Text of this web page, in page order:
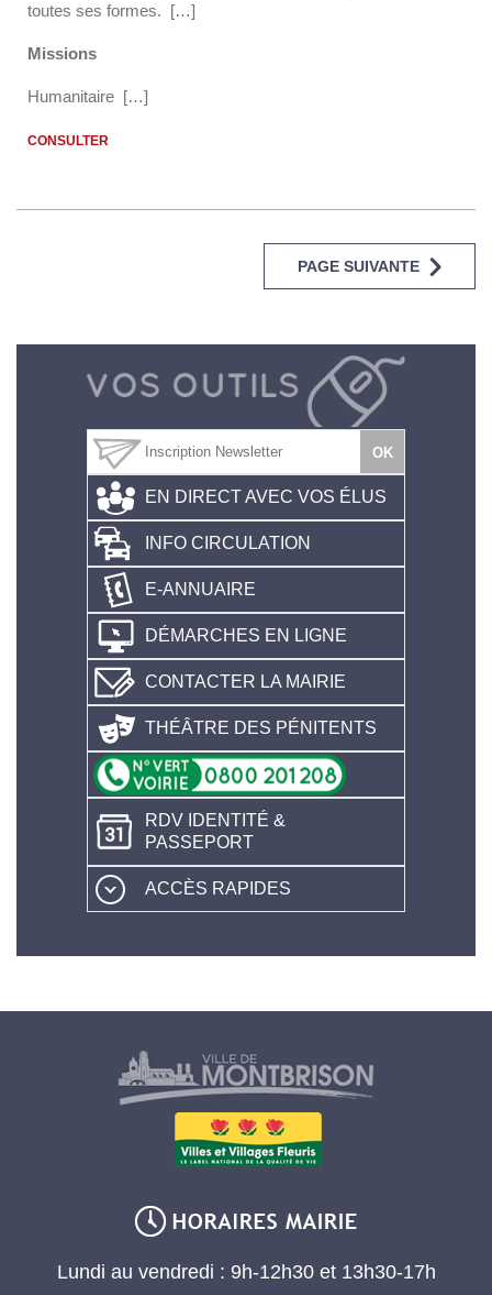
toutes ses formes. […]
Missions
Humanitaire […]
CONSULTER
PAGE SUIVANTE
EN DIRECT AVEC VOS ÉLUS
INFO CIRCULATION
E-ANNUAIRE
DÉMARCHES EN LIGNE
CONTACTER LA MAIRIE
THÉÂTRE DES PÉNITENTS
RDV IDENTITÉ &
PASSEPORT
ACCÈS RAPIDES
Lundi au vendredi : 9h-12h30 et 13h30-17h